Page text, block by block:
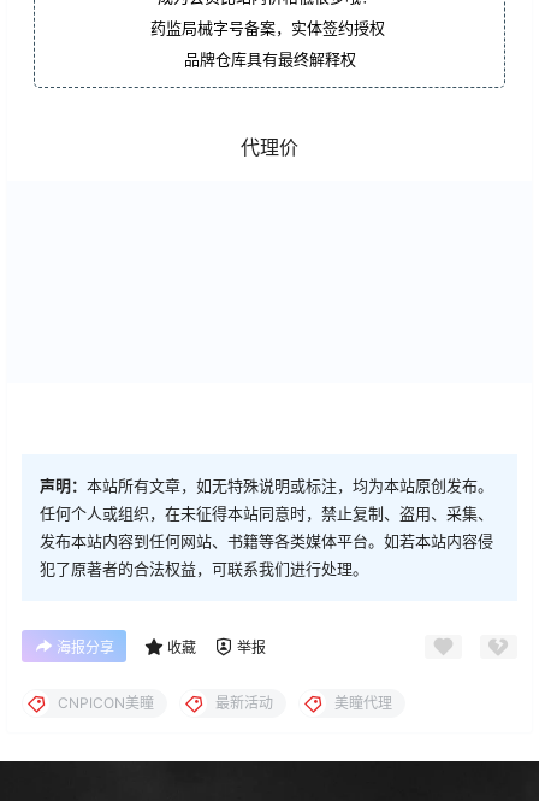
药监局械字号备案，实体签约授权
品牌仓库具有最终解释权
代理价
声明： 本站所有文章，如无特殊说明或标注，均为本站原创发布。
任何个人或组织，在未征得本站同意时，禁止复制、盗用、采集、
发布本站内容到任何网站、书籍等各类媒体平台。如若本站内容侵
犯了原著者的合法权益，可联系我们进行处理。
海报分享 收藏 举报
CNPICON美瞳 最新活动 美瞳代理